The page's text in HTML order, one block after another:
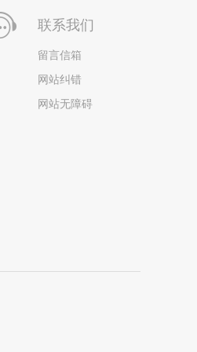
联系我们
留言信箱
网站纠错
网站无障碍